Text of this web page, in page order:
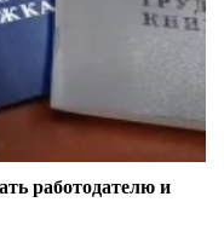
работодателю и